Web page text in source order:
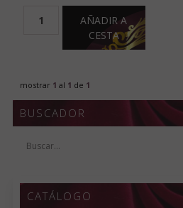
AÑADIR A
CESTA
mostrar 1 al 1 de 1
BUSCADOR
CATÁLOGO